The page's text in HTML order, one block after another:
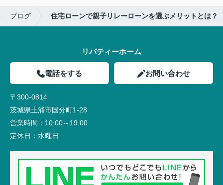
ブログ 住宅ローンで親子リレーローンを選ぶメリットとは？
リバティーホーム
電話をする お問い合わせ
〒300-0814
茨城県土浦市国分町1-28
営業時間： 10:00～19:00
定休日： 水曜日